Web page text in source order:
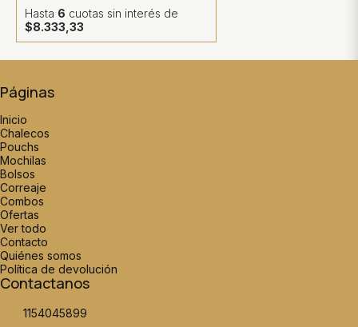
Hasta 6 cuotas sin interés de
$8.333,33
Páginas
Inicio
Chalecos
Pouchs
Mochilas
Bolsos
Correaje
Combos
Ofertas
Ver todo
Contacto
Quiénes somos
Política de devolución
Contactanos
1154045899